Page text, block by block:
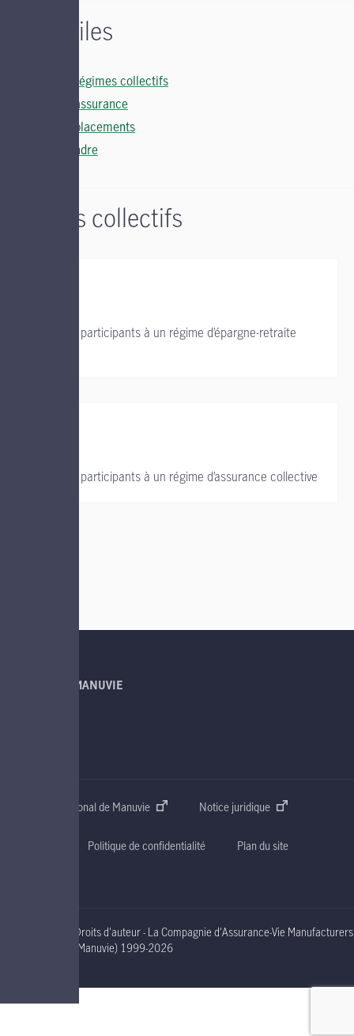
Liens utiles
Soutien régimes collectifs
Soutien assurance
Soutien placements
Nous joindre
Régimes collectifs
Soutien aux participants à un régime d’épargne-retraite
Soutien aux participants à un régime d’assurance collective
À PROPOS DE MANUVIE
Site web international de Manuvie Notice juridique
Politique de confidentialité Plan du site
Droits d'auteur - La Compagnie d'Assurance-Vie Manufacturers
(Manuvie) nineteen ninety nine to two thousand and nineteen
1999-2026